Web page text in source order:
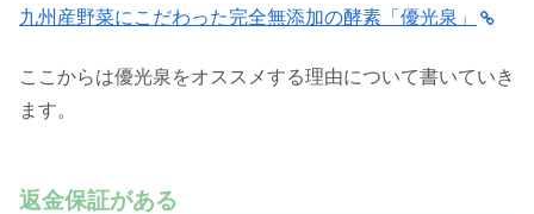
九州産野菜にこだわった完全無添加の酵素「優光泉」
ここからは優光泉をオススメする理由について書いていき
ます。
返金保証がある